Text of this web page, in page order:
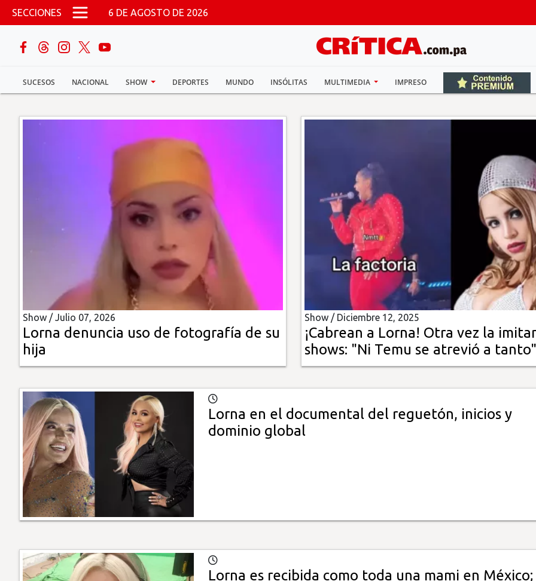
Pasar al contenido principal
SECCIONES 6 DE AGOSTO DE 2026
SUCESOS NACIONAL SHOW DEPORTES MUNDO INSÓLITAS MULTIMEDIA IMPRESO
buscar
Sucesos
Nacional
Multimedia
Impreso
Show /Julio 07, 2026
Lorna denuncia uso de fotografía de su
hija
Show / Diciembre 12, 2025
¡Cabrean a Lorna! Otra vez la
shows: "Ni Temu se atrevió a tanto"
Lorna en el documental del reguetón, inicios y
dominio global
Lorna es recibida como toda una mami en